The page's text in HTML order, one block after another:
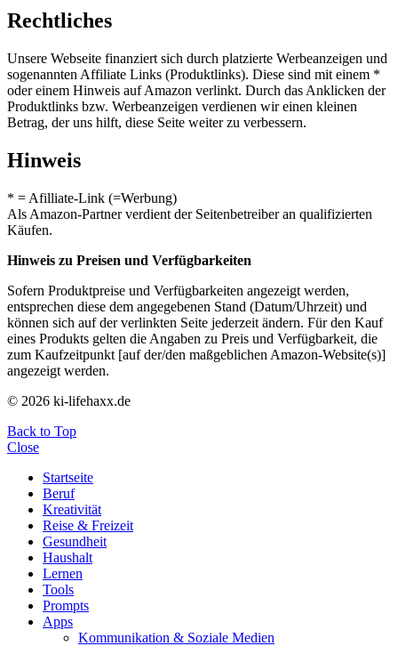
Rechtliches
Unsere Webseite finanziert sich durch platzierte Werbeanzeigen und
sogenannten Affiliate Links (Produktlinks). Diese sind mit einem *
oder einem Hinweis auf Amazon verlinkt. Durch das Anklicken der
Produktlinks bzw. Werbeanzeigen verdienen wir einen kleinen
Betrag, der uns hilft, diese Seite weiter zu verbessern.
Hinweis
* = Afilliate-Link (=Werbung)
Als Amazon-Partner verdient der Seitenbetreiber an qualifizierten
Käufen.
Hinweis zu Preisen und Verfügbarkeiten
Sofern Produktpreise und Verfügbarkeiten angezeigt werden,
entsprechen diese dem angegebenen Stand (Datum/Uhrzeit) und
können sich auf der verlinkten Seite jederzeit ändern. Für den Kauf
eines Produkts gelten die Angaben zu Preis und Verfügbarkeit, die
zum Kaufzeitpunkt [auf der/den maßgeblichen Amazon-Website(s)]
angezeigt werden.
© 2026 ki-lifehaxx.de
Back to Top
Close
Startseite
Beruf
Kreativität
Reise & Freizeit
Gesundheit
Haushalt
Lernen
Tools
Prompts
Apps
Kommunikation & Soziale Medien